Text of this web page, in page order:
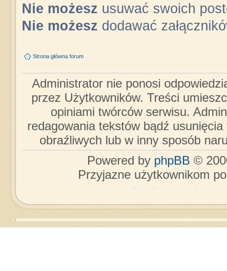
Nie możesz usuwać swoich
Nie możesz dodawać
Strona główna forum
Administrator nie ponosi
przez Użytkowników. Treści
opiniami twórców serwisu.
redagowania tekstów bądź
obraźliwych lub w inny sposób
Powered by phpBB ©
Przyjazne użytkownikom